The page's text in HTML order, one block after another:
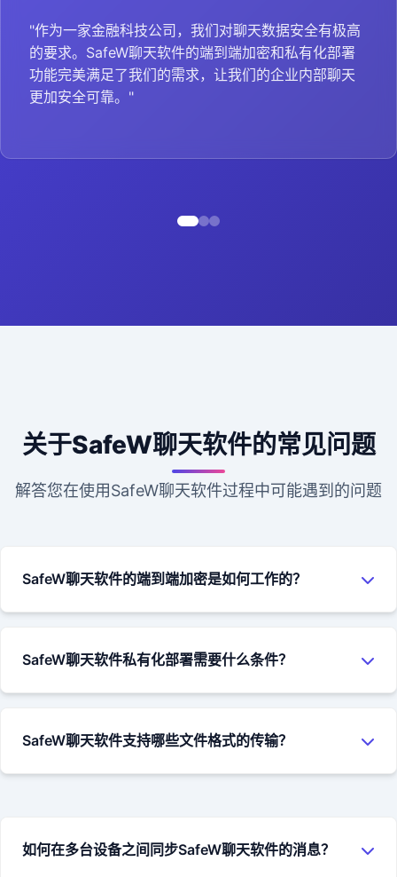
"作为一家金融科技公司，我们对聊天数据安全有极高
的要求。SafeW聊天软件的端到端加密和私有化部署
功能完美满足了我们的需求，让我们的企业内部聊天
更加安全可靠。"
关于SafeW聊天软件的常见问题
解答您在使用SafeW聊天软件过程中可能遇到的问题
SafeW聊天软件的端到端加密是如何工作的？
到服务器，再由服务器转发给接收方。只有接收方的设备能够
解密并读取消息内容，即使是SafeW服务器也无法访问消息的
SafeW聊天软件私有化部署需要什么条件？
提供详细的部署文档和技术支持，帮助企业快速完成聊天软件
的部署和配置。具体要求可以咨询我们的销售团队获取详细信
SafeW聊天软件支持哪些文件格式的传输？
个文件传输。
如何在多台设备之间同步SafeW聊天软件的消息？